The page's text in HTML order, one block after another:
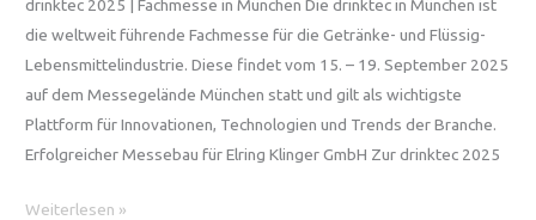
für
den
Standort
in
München
drinktec 2025 | Fachmesse in München Die drinktec in München ist
die weltweit führende Fachmesse für die Getränke- und Flüssig-
Lebensmittelindustrie. Diese findet vom 15. – 19. September 2025
auf dem Messegelände München statt und gilt als wichtigste
Plattform für Innovationen, Technologien und Trends der Branche.
Erfolgreicher Messebau für Elring Klinger GmbH Zur drinktec 2025
Messebau
Weiterlesen »